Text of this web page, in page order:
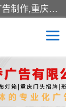
重庆润乔广告有限公司是一家集重庆广告制作,重庆标识标牌,亚克力发光字,led发光字,树脂发光字,超薄灯箱,拉布灯箱,吸塑灯箱,门头招牌,企业形象墙,写真喷绘,x展架,拉网展架,广告展架,条幅,锦旗设计,制作,施工,维护为一体的专业化广告公司.